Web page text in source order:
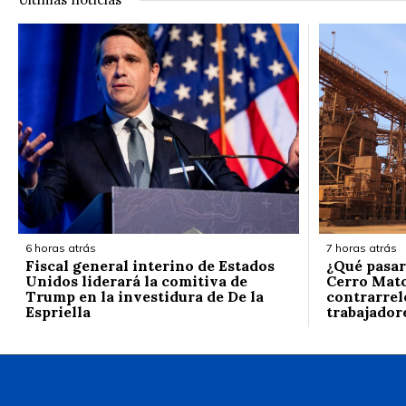
6 horas atrás
Fiscal general interino de Estados
Unidos liderará la comitiva de
Trump en la investidura de De la
Espriella
7 horas atrás
¿Qué
Cerro